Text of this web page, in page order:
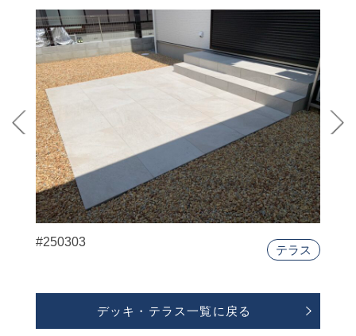
#250303
テラス
デッキ・テラス一覧に戻る